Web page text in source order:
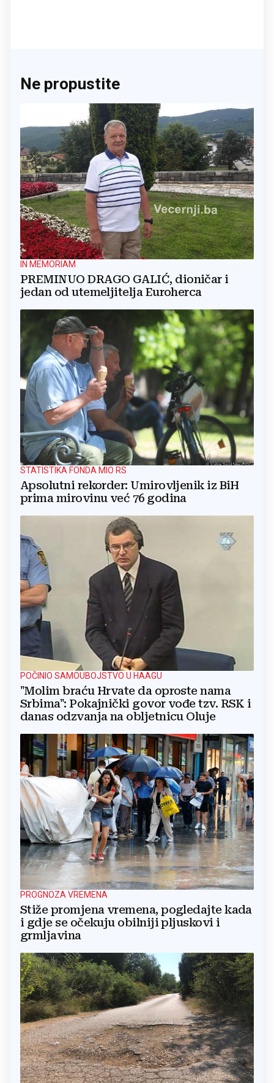
Ne propustite
IN MEMORIAM
PREMINUO DRAGO GALIĆ, dioničar i
jedan od utemeljitelja Euroherca
STATISTIKA FONDA MIO RS
Apsolutni rekorder: Umirovljenik iz BiH
prima mirovinu već 76 godina
POČINIO SAMOUBOJSTVO U HAAGU
"Molim braću Hrvate da oproste nama
Srbima": Pokajnički govor vođe tzv. RSK i
danas odzvanja na obljetnicu Oluje
PROGNOZA VREMENA
Stiže promjena vremena, pogledajte kada
i gdje se očekuju obilniji pljuskovi i
grmljavina